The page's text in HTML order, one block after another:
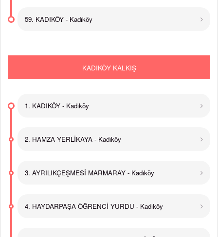
59. KADIKÖY - Kadıköy
KADIKÖY KALKIŞ
1. KADIKÖY - Kadıköy
2. HAMZA YERLİKAYA - Kadıköy
3. AYRILIKÇEŞMESİ MARMARAY - Kadıköy
4. HAYDARPAŞA ÖĞRENCİ YURDU - Kadıköy